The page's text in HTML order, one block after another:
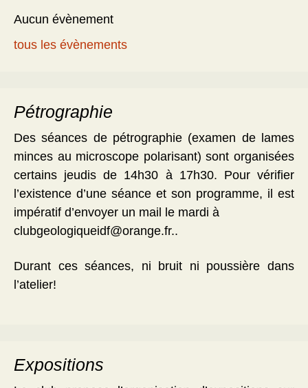
Aucun évènement
tous les évènements
Pétrographie
Des séances de pétrographie (examen de lames
minces au microscope polarisant) sont organisées
certains jeudis de 14h30 à 17h30. Pour vérifier
l’existence d’une séance et son programme, il est
impératif d’envoyer un mail le mardi à
clubgeologiqueidf@orange.fr..
Durant ces séances, ni bruit ni poussière dans
l’atelier!
Expositions